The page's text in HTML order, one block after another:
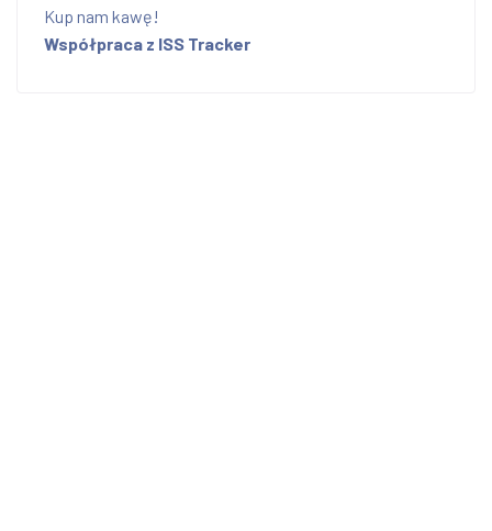
Kup nam kawę!
Współpraca z ISS Tracker